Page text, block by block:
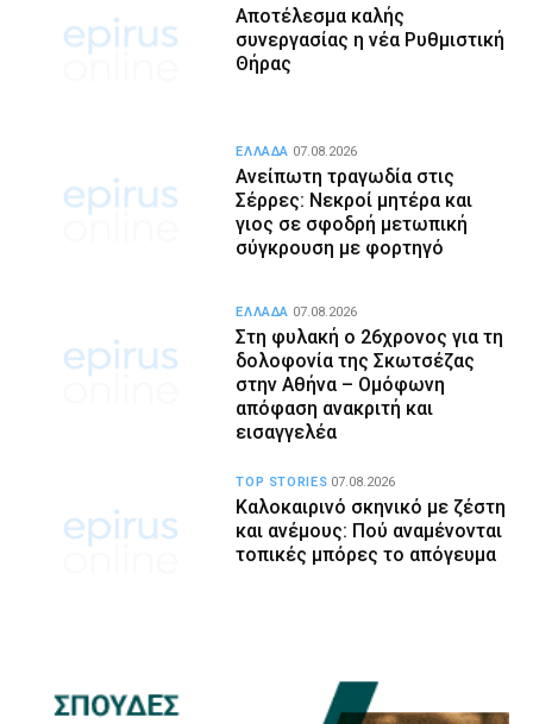
Αποτέλεσμα καλής
συνεργασίας η νέα Ρυθμιστική
Θήρας
Ανείπωτη τραγωδία στις
Σέρρες: Νεκροί μητέρα και
γιος σε σφοδρή μετωπική
σύγκρουση με φορτηγό
ΕΛΛΑΔΑ 07.08.2026
Στη φυλακή ο 26χρονος για τη
δολοφονία της Σκωτσέζας
στην Αθήνα – Ομόφωνη
απόφαση ανακριτή και
εισαγγελέα
ΕΛΛΑΔΑ 07.08.2026
Καλοκαιρινό σκηνικό με ζέστη
και ανέμους: Πού αναμένονται
τοπικές μπόρες το απόγευμα
TOP STORIES 07.08.2026